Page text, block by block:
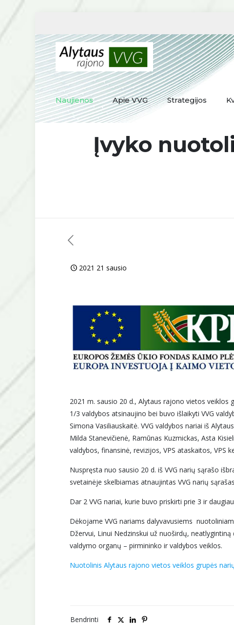
Naujienos Apie VVG Strategijos
Įvyko
2021 21 sausio
2021 m. sausio 20 d., Alytaus rajono vietos
1/3 valdybos atsinaujino bei buvo išlaikyti VVG
Simona Vasiliauskaitė. VVG valdybos nariai iš
Milda Stanevičienė, Ramūnas Kuzmickas, Asta
valdybos, finansinė, revizijos, VPS ataskaitos, VPS
Nuspręsta nuo sausio 20 d. iš VVG narių sąrašo
svetainėje skelbiamas atnaujintas VVG narių
Dar 2 VVG nariai, kurie buvo priskirti prie 3 ir
Dėkojame VVG nariams dalyvavusiems
Džervui, Linui Nedzinskui už nuoširdų,
valdymo organų – pirmininko ir valdybos veiklos.
Nuotolinis Alytaus rajono vietos veiklos grupės
Bendrinti